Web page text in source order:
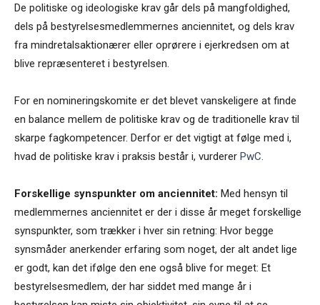
De politiske og ideologiske krav går dels på mangfoldighed,
dels på bestyrelsesmedlemmernes anciennitet, og dels krav
fra mindretalsaktionærer eller oprørere i ejerkredsen om at
blive repræsenteret i bestyrelsen.
For en nomineringskomite er det blevet vanskeligere at finde
en balance mellem de politiske krav og de traditionelle krav til
skarpe fagkompetencer. Derfor er det vigtigt at følge med i,
hvad de politiske krav i praksis består i, vurderer PwC.
Forskellige synspunkter om anciennitet: Med hensyn til
medlemmernes anciennitet er der i disse år meget forskellige
synspunkter, som trækker i hver sin retning: Hvor begge
synsmåder anerkender erfaring som noget, der alt andet lige
er godt, kan det ifølge den ene også blive for meget: Et
bestyrelsesmedlem, der har siddet med mange år i